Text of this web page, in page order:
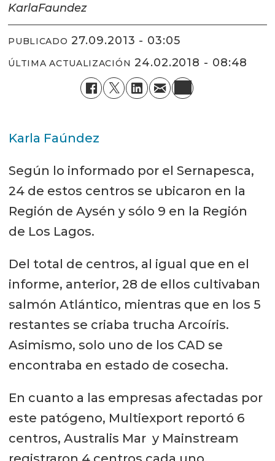
KarlaFaundez
PUBLICADO 27.09.2013 - 03:05
ÚLTIMA ACTUALIZACIÓN 24.02.2018 - 08:48
Karla Faúndez
Según lo informado por el Sernapesca,
24 de estos centros se ubicaron en la
Región de Aysén y sólo 9 en la Región
de Los Lagos.
Del total de centros, al igual que en el
informe, anterior, 28 de ellos cultivaban
salmón Atlántico, mientras que en los 5
restantes se criaba trucha Arcoíris.
Asimismo, solo uno de los CAD se
encontraba en estado de cosecha.
En cuanto a las empresas afectadas por
este patógeno, Multiexport reportó 6
centros, Australis Mar y Mainstream